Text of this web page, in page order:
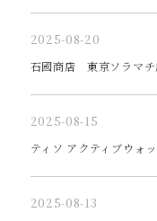
2025-08-20
石國商店 東京ソラマチ
2025-08-15
ティソ アクティブウォ
2025-08-13